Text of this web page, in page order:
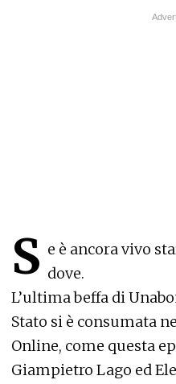
S e è ancora vivo
dove.
L’ultima beffa di
Stato si è consumata
Online, come questa
Giampietro Lago ed